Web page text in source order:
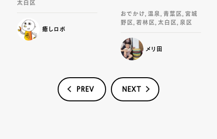
太白区
癒しロボ
おでかけ, 温泉, 青葉区, 宮城
野区, 若林区, 太白区, 泉区
メリ田
PREV NEXT